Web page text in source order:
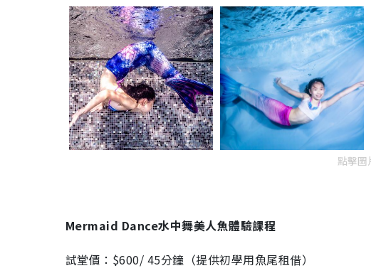
點擊圖
Mermaid Dance水中舞美人魚體驗課程
試堂價：$600/ 45分鐘（提供初學用魚尾租借）